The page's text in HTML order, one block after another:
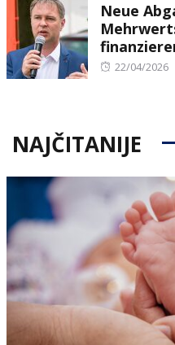
Neue
Posted
22/04/2026
NAJČITANIJE